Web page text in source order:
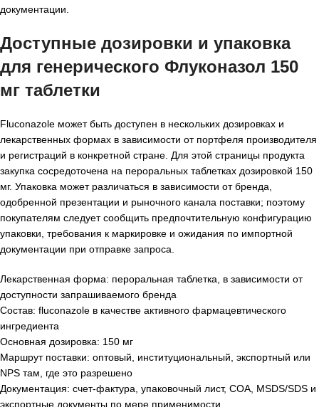
документации.
Доступные дозировки и упаковка
для генерического Флуконазол 150
мг таблетки
Fluconazole может быть доступен в нескольких дозировках и
лекарственных формах в зависимости от портфеля производителя
и регистраций в конкретной стране. Для этой страницы продукта
закупка сосредоточена на пероральных таблетках дозировкой 150
мг. Упаковка может различаться в зависимости от бренда,
одобренной презентации и рыночного канала поставки; поэтому
покупателям следует сообщить предпочтительную конфигурацию
упаковки, требования к маркировке и ожидания по импортной
документации при отправке запроса.
Лекарственная форма: пероральная таблетка, в зависимости от
доступности запрашиваемого бренда
Состав: fluconazole в качестве активного фармацевтического
ингредиента
Основная дозировка: 150 мг
Маршрут поставки: оптовый, институциональный, экспортный или
NPS там, где это разрешено
Документация: счет-фактура, упаковочный лист, COA, MSDS/SDS и
экспортные документы по мере применимости